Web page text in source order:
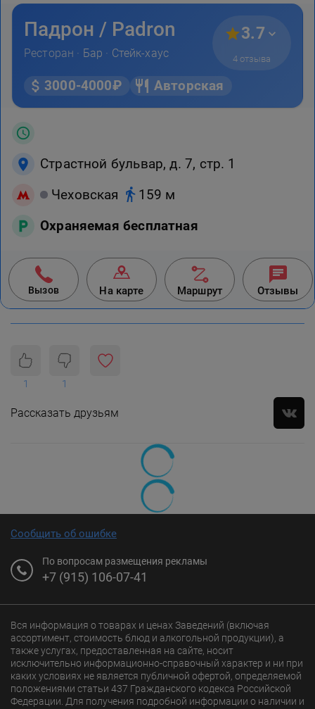
Падрон / Padron
Ресторан · Бар · Стейк-хаус
3.7
4 отзыва
3000-4000₽ Авторская
Страстной бульвар, д. 7, стр. 1
Чеховская
159 м
Охраняемая бесплатная
Вызов На карте Маршрут Отзывы
1 1
Рассказать друзьям
Сообщить об ошибке
По вопросам размещения рекламы
+7 (915) 106-07-41
Вся информация о товарах и ценах Заведений (включая
ассортимент, стоимость блюд и алкогольной продукции), а
также услугах, предоставленная на сайте, носит
исключительно информационно-справочный характер и ни при
каких условиях не является публичной офертой, определяемой
положениями статьи 437 Гражданского кодекса Российской
Федерации. Для получения подробной информации о наличии и